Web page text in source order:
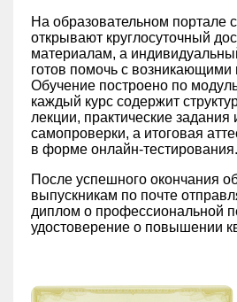
На образовательном портале
открывают круглосуточный
материалам, а
готов помочь с возникающими
Обучение построено по
каждый курс содержит
лекции, практические задания
самопроверки, а итоговая
в форме онлайн-тестирования.
После успешного окончания
выпускникам по почте
диплом о профессиональной
удостоверение о повышении